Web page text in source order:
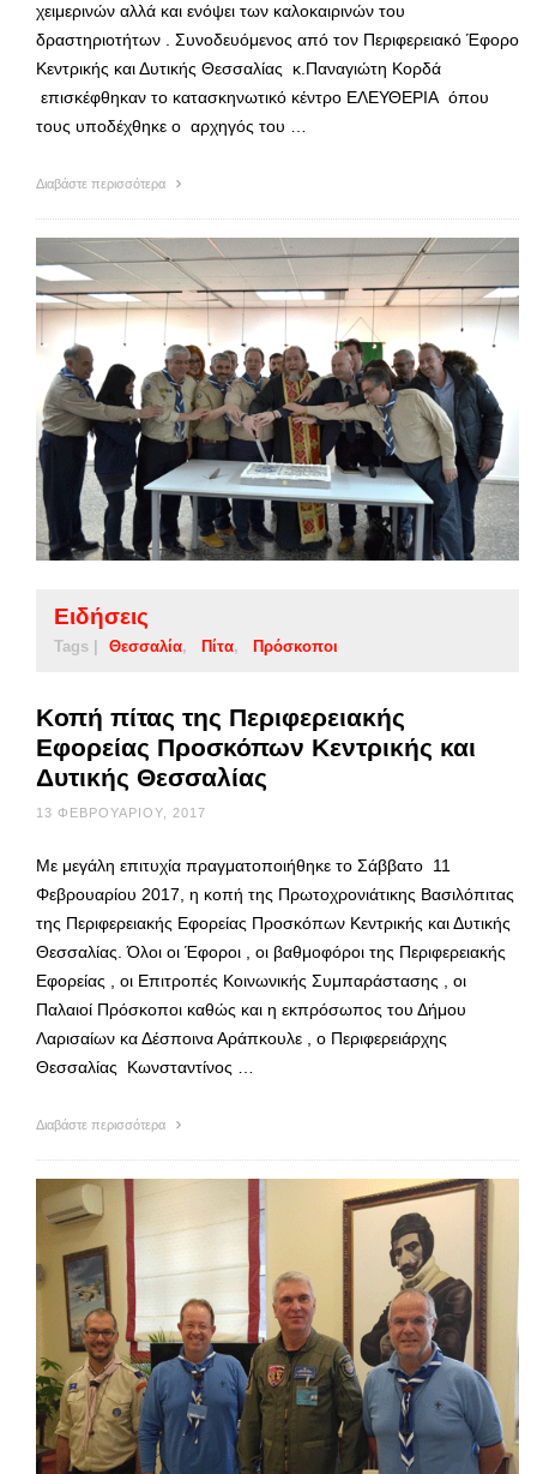
χειμερινών αλλά και ενόψει των καλοκαιρινών του
δραστηριοτήτων . Συνοδευόμενος από τον Περιφερειακό Έφορο
Κεντρικής και Δυτικής Θεσσαλίας κ.Παναγιώτη Κορδά
επισκέφθηκαν το κατασκηνωτικό κέντρο ΕΛΕΥΘΕΡΙΑ όπου
τους υποδέχθηκε ο αρχηγός του …
Διαβάστε περισσότερα
Ειδήσεις
Tags | Θεσσαλία Πίτα Πρόσκοποι
Κοπή πίτας της Περιφερειακής
Εφορείας Προσκόπων Κεντρικής και
Δυτικής Θεσσαλίας
13 ΦΕΒΡΟΥΑΡΊΟΥ, 2017
Με μεγάλη επιτυχία πραγματοποιήθηκε το Σάββατο 11
Φεβρουαρίου 2017, η κοπή της Πρωτοχρονιάτικης Βασιλόπιτας
της Περιφερειακής Εφορείας Προσκόπων Κεντρικής και Δυτικής
Θεσσαλίας. Όλοι οι Έφοροι , οι βαθμοφόροι της Περιφερειακής
Εφορείας , οι Επιτροπές Κοινωνικής Συμπαράστασης , οι
Παλαιοί Πρόσκοποι καθώς και η εκπρόσωπος του Δήμου
Λαρισαίων κα Δέσποινα Αράπκουλε , ο Περιφερειάρχης
Θεσσαλίας Κωνσταντίνος …
Διαβάστε περισσότερα